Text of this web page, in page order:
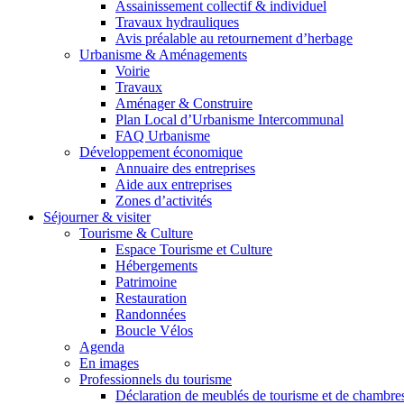
Assainissement collectif & individuel
Travaux hydrauliques
Avis préalable au retournement d’herbage
Urbanisme & Aménagements
Voirie
Travaux
Aménager & Construire
Plan Local d’Urbanisme Intercommunal
FAQ Urbanisme
Développement économique
Annuaire des entreprises
Aide aux entreprises
Zones d’activités
Séjourner & visiter
Tourisme & Culture
Espace Tourisme et Culture
Hébergements
Patrimoine
Restauration
Randonnées
Boucle Vélos
Agenda
En images
Professionnels du tourisme
Déclaration de meublés de tourisme et de